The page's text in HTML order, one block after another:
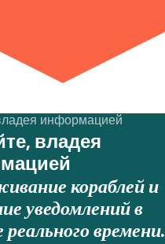
владея
кораблей и
уведомлений в
времени.